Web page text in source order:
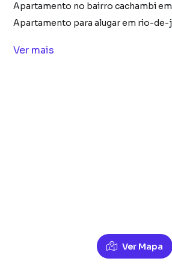
Apartamento no bairro cachambi
Apartamento para alugar em rio-
Apartamento em rio-de-janeiro rj
Ver mais
Ver Mapa